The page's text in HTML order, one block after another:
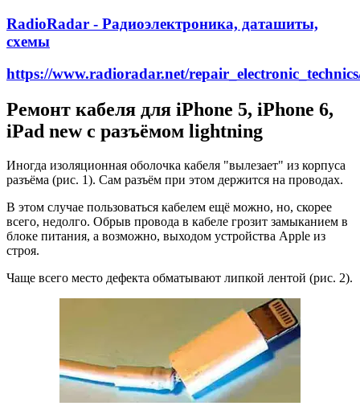
RadioRadar - Радиоэлектроника, даташиты,
схемы
https://www.radioradar.net/
Ремонт кабеля для iPhone 5, iPhone 6,
iPad new с разъёмом lightning
Иногда изоляционная оболочка кабеля "вылезает" из корпуса
разъёма (рис. 1). Сам разъём при этом держится на проводах.
В этом случае пользоваться кабелем ещё можно, но, скорее
всего, недолго. Обрыв провода в кабеле грозит замыканием в
блоке питания, а возможно, выходом устройства Apple из
строя.
Чаще всего место дефекта обматывают липкой лентой (рис. 2).